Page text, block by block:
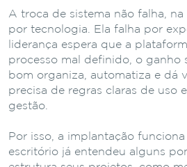
A troca de sistema não falha, na
por tecnologia. Ela falha por
liderança espera que a
processo mal definido, o ganho
bom organiza, automatiza e dá
precisa de regras claras de uso
gestão.
Por isso, a implantação
escritório já entendeu alguns